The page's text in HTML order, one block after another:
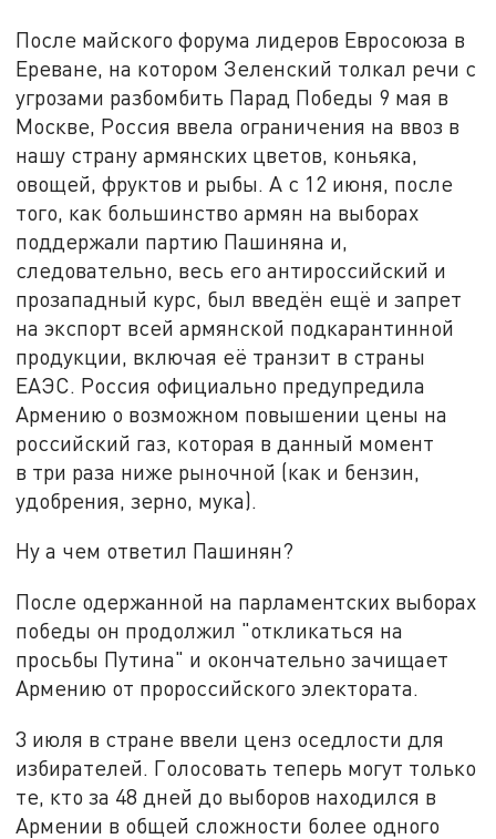
После майского форума лидеров Евросоюза в
Ереване, на котором Зеленский толкал речи с
угрозами разбомбить Парад Победы 9 мая в
Москве, Россия ввела ограничения на ввоз в
нашу страну армянских цветов, коньяка,
овощей, фруктов и рыбы. А с 12 июня, после
того, как большинство армян на выборах
поддержали партию Пашиняна и,
следовательно, весь его антироссийский и
прозападный курс, был введён ещё и запрет
на экспорт всей армянской подкарантинной
продукции, включая её транзит в страны
ЕАЭС. Россия официально предупредила
Армению о возможном повышении цены на
российский газ, которая в данный момент
в три раза ниже рыночной (как и бензин,
удобрения, зерно, мука).
Ну а чем ответил Пашинян?
После одержанной на парламентских выборах
победы он продолжил "откликаться на
просьбы Путина" и окончательно зачищает
Армению от пророссийского электората.
3 июля в стране ввели ценз оседлости для
избирателей. Голосовать теперь могут только
те, кто за 48 дней до выборов находился в
Армении в общей сложности более одного